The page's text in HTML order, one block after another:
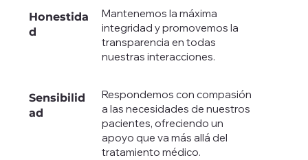
Honestida
d
Mantenemos la máxima
integridad y promovemos la
transparencia en todas
nuestras interacciones.
Sensibilid
ad
Respondemos con compasión
a las necesidades de nuestros
pacientes, ofreciendo un
apoyo que va más allá del
tratamiento médico.